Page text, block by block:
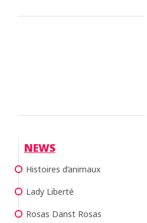
NEWS
Histoires d’animaux
Lady Liberté
Rosas Danst Rosas